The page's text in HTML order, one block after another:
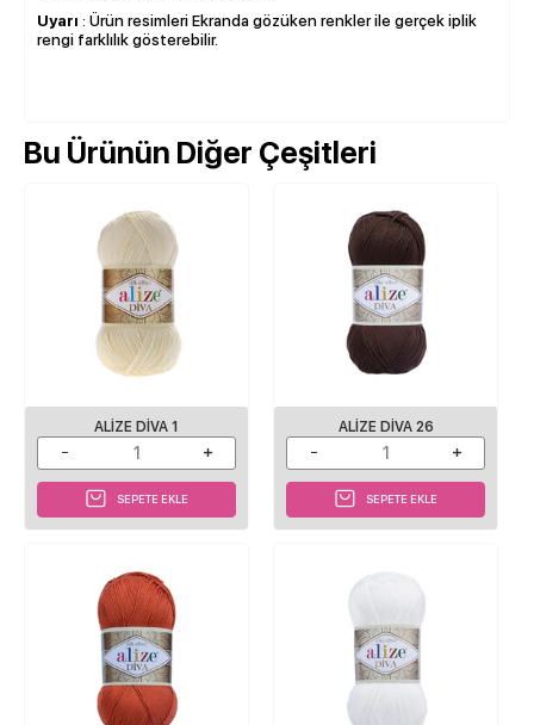
Uyarı : Ürün resimleri Ekranda gözüken renkler ile gerçek iplik
rengi farklılık gösterebilir.
Bu Ürünün Diğer Çeşitleri
ALIZE DIVA 1
SEPETE EKLE
ALIZE DIVA 26
SEPETE EKLE